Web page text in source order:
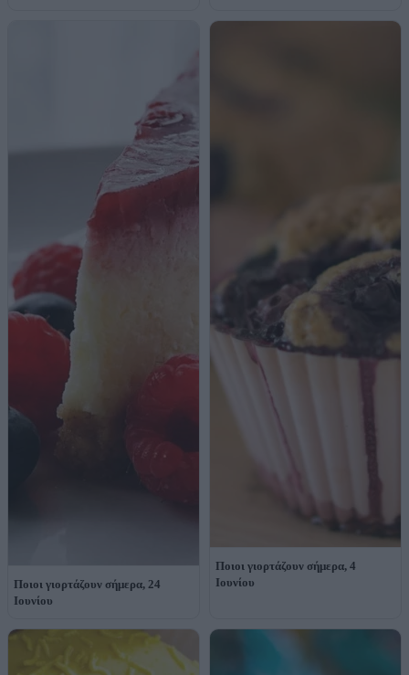
Ποιοι γιορτάζουν σήμερα, 24
Ιουνίου
Ποιοι γιορτάζουν σήμερα, 4
Ιουνίου